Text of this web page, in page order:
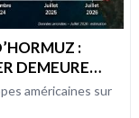
:
DEMEURE
CONFLITS
américaines sur